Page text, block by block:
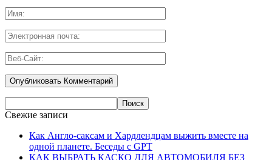
Свежие записи
Как Англо-саксам и Хардлендцам выжить вместе на
одной планете. Беседы с GPT
КАК ВЫБРАТЬ КАСКО ДЛЯ АВТОМОБИЛЯ БЕЗ